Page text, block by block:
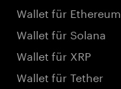
Wallet für Ethereum
Wallet für Solana
Wallet für XRP
Wallet für Tether